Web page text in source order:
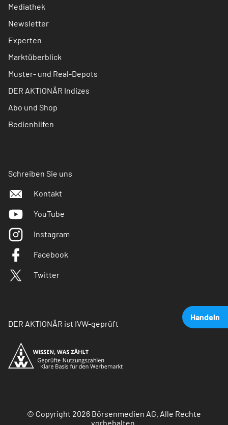
Handeln
Mediathek
Newsletter
Experten
Marktüberblick
Muster- und Real-Depots
DER AKTIONÄR Indizes
Abo und Shop
Bedienhilfen
Schreiben Sie uns
Kontakt
YouTube
Instagram
Facebook
Twitter
DER AKTIONÄR ist IVW-geprüft
© Copyright 2026 Börsenmedien AG. Alle Rechte
vorbehalten.